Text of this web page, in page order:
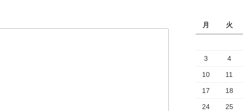
月
火
3 4
10 11
17 18
24 25